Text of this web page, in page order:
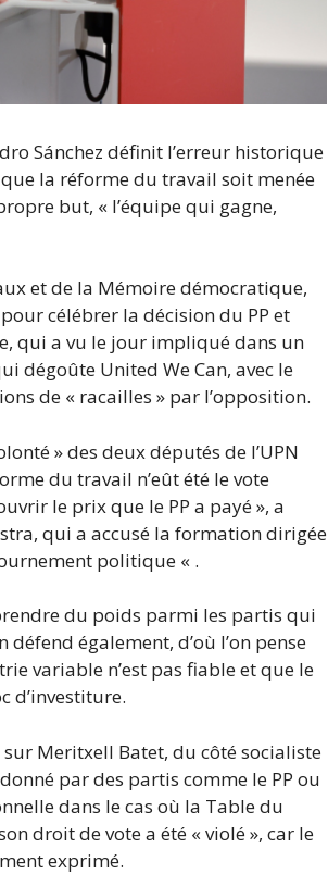
Sánchez définit l’erreur historique
la réforme du travail soit menée
but, « l’équipe qui gagne,
et de la Mémoire démocratique,
célébrer la décision du PP et
qui a vu le jour impliqué dans un
dégoûte United We Can, avec le
de « racailles » par l’opposition.
» des deux députés de l’UPN
du travail n’eût été le vote
le prix que le PP a payé », a
qui a accusé la formation dirigée
politique « .
du poids parmi les partis qui
également, d’où l’on pense
variable n’est pas fiable et que le
d’investiture.
Meritxell Batet, du côté socialiste
par des partis comme le PP ou
dans le cas où la Table du
droit de vote a été « violé », car le
exprimé.